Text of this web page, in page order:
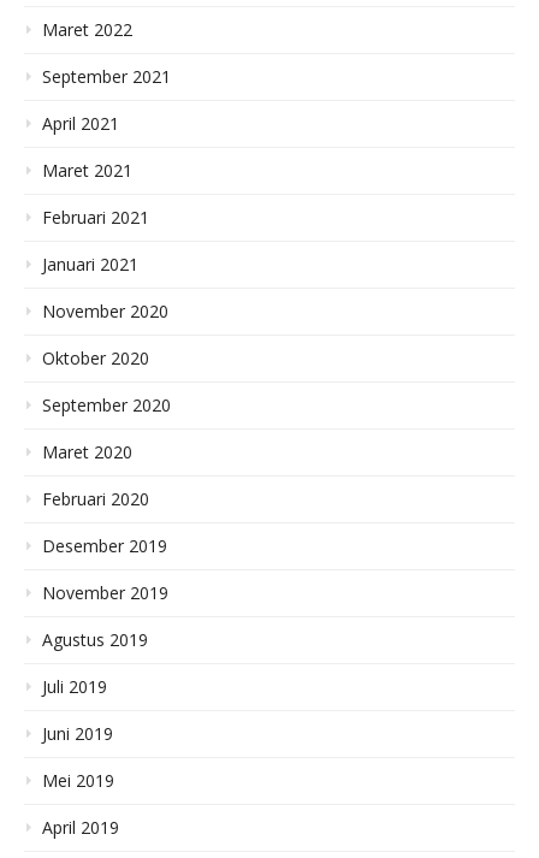
Maret 2022
September 2021
April 2021
Maret 2021
Februari 2021
Januari 2021
November 2020
Oktober 2020
September 2020
Maret 2020
Februari 2020
Desember 2019
November 2019
Agustus 2019
Juli 2019
Juni 2019
Mei 2019
April 2019